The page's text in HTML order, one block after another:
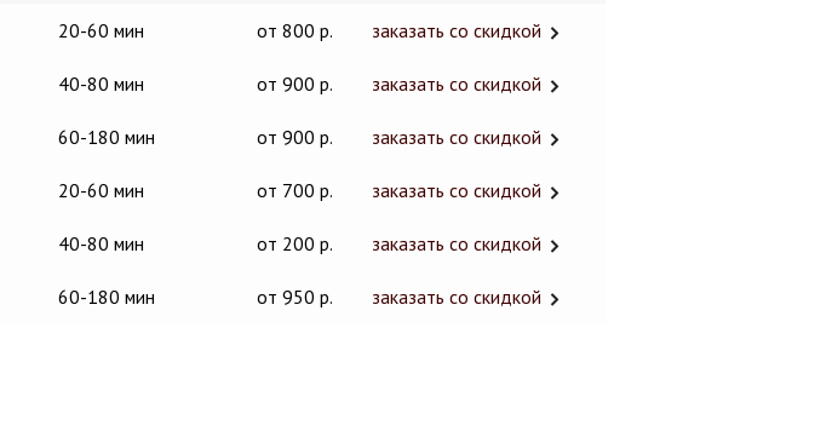
20-60 мин от 800 р. заказать со скидкой
40-80 мин от 900 р. заказать со скидкой
60-180 мин от 900 р. заказать со скидкой
20-60 мин от 700 р. заказать со скидкой
40-80 мин от 200 р. заказать со скидкой
60-180 мин от 950 р. заказать со скидкой